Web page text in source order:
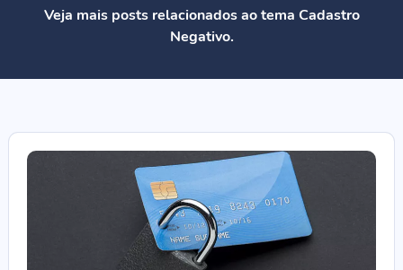
Veja mais posts relacionados ao tema Cadastro
Negativo.